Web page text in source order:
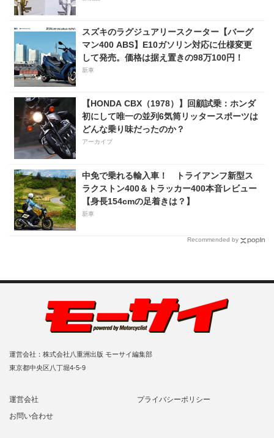
スズキのラグジュアリースクーター【バーグ
マン400 ABS】E10ガソリン対応に仕様変更
して発売。価格は据え置きの98万100円！
新車
【HONDA CBX（1978）】回顧試乗：ホンダ
初にして唯一の並列6気筒リッタースポーツは
どんな乗り味だったのか？
アーカイブ
中免で乗れる輸入車！ トライアンフ新型ス
ラクストン400＆トラッカー400本音レビュー
【身長154cmの足着きは？】
新車
Recommended by
運営会社：株式会社八重洲出版 モーサイ編集部
東京都中央区八丁堀4-5-9
運営会社
プライバシーポリシー
お問い合わせ